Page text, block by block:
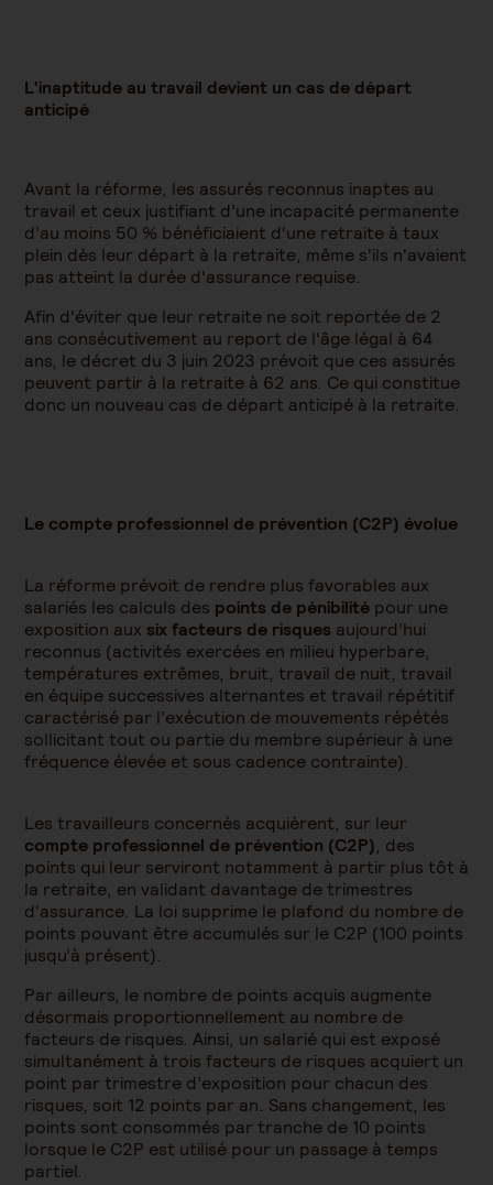
L'inaptitude au travail devient un cas de départ
anticipé
Avant la réforme, les assurés reconnus inaptes au
travail et ceux justifiant d’une incapacité permanente
d’au moins 50 % bénéficiaient d'une retraite à taux
plein dès leur départ à la retraite, même s'ils n'avaient
pas atteint la durée d'assurance requise.
Afin d'éviter que leur retraite ne soit reportée de 2
ans consécutivement au report de l'âge légal à 64
ans, le décret du 3 juin 2023 prévoit que ces assurés
peuvent partir à la retraite à 62 ans. Ce qui constitue
donc un nouveau cas de départ anticipé à la retraite.
Le compte professionnel de prévention (C2P) évolue
La réforme prévoit de rendre plus favorables aux
salariés les calculs des points de pénibilité pour une
exposition aux six facteurs de risques aujourd’hui
reconnus (activités exercées en milieu hyperbare,
températures extrêmes, bruit, travail de nuit, travail
en équipe successives alternantes et travail répétitif
caractérisé par l’exécution de mouvements répétés
sollicitant tout ou partie du membre supérieur à une
fréquence élevée et sous cadence contrainte).
Les travailleurs concernés acquièrent, sur leur
compte professionnel de prévention (C2P), des
points qui leur serviront notamment à partir plus tôt à
la retraite, en validant davantage de trimestres
d'assurance. La loi supprime le plafond du nombre de
points pouvant être accumulés sur le C2P (100 points
jusqu’à présent).
Par ailleurs, le nombre de points acquis augmente
désormais proportionnellement au nombre de
facteurs de risques. Ainsi, un salarié qui est exposé
simultanément à trois facteurs de risques acquiert un
point par trimestre d’exposition pour chacun des
risques, soit 12 points par an. Sans changement, les
points sont consommés par tranche de 10 points
lorsque le C2P est utilisé pour un passage à temps
partiel.